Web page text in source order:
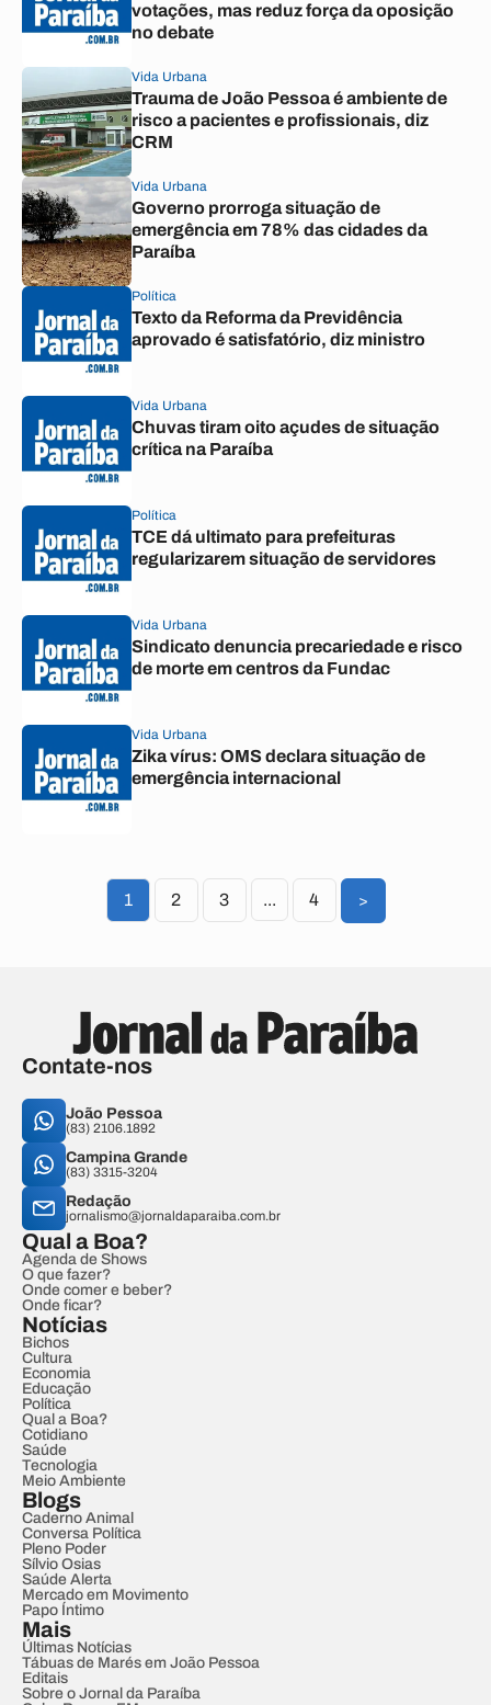
votações, mas reduz força da oposição
no debate
Vida Urbana
Trauma de João Pessoa é ambiente de
risco a pacientes e profissionais, diz
CRM
Vida Urbana
Governo prorroga situação de
emergência em 78% das cidades da
Paraíba
Política
Texto da Reforma da Previdência
aprovado é satisfatório, diz ministro
Vida Urbana
Chuvas tiram oito açudes de situação
crítica na Paraíba
Política
TCE dá ultimato para prefeituras
regularizarem situação de servidores
Vida Urbana
Sindicato denuncia precariedade e risco
de morte em centros da Fundac
Vida Urbana
Zika vírus: OMS declara situação de
emergência internacional
1 2 3 ... 4 >
Contate-nos
João Pessoa
(83) 2106.1892
Campina Grande
(83) 3315-3204
Redação
jornalismo@jornaldaparaiba.com.br
Qual a Boa?
Agenda de Shows
O que fazer?
Onde comer e beber?
Onde ficar?
Notícias
Bichos
Cultura
Economia
Educação
Política
Qual a Boa?
Cotidiano
Saúde
Tecnologia
Meio Ambiente
Blogs
Caderno Animal
Conversa Política
Pleno Poder
Sílvio Osias
Saúde Alerta
Mercado em Movimento
Papo Íntimo
Mais
Últimas Notícias
Tábuas de Marés em João Pessoa
Editais
Sobre o Jornal da Paraíba